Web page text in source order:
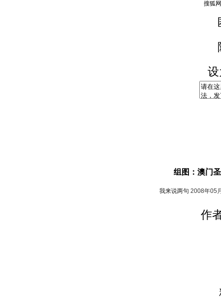
组图：澳门
我来说两句 2008年05
作